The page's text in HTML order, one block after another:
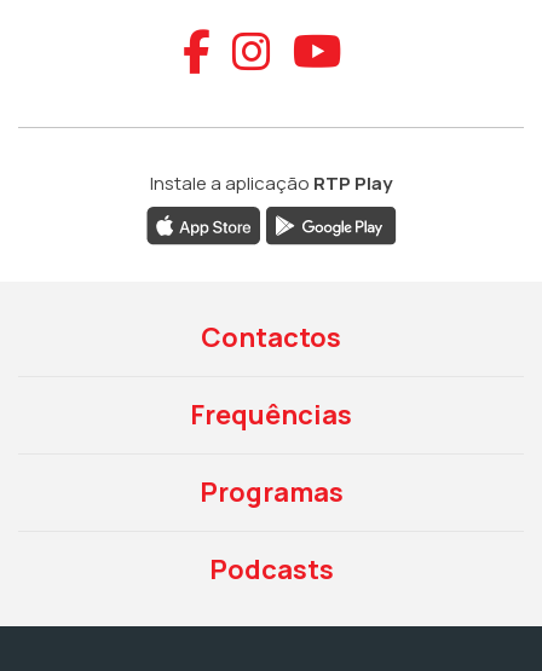
Aceder ao
Aceder ao
Aceder
Instale a aplicação RTP Play
Contactos
Frequências
Programas
Podcasts